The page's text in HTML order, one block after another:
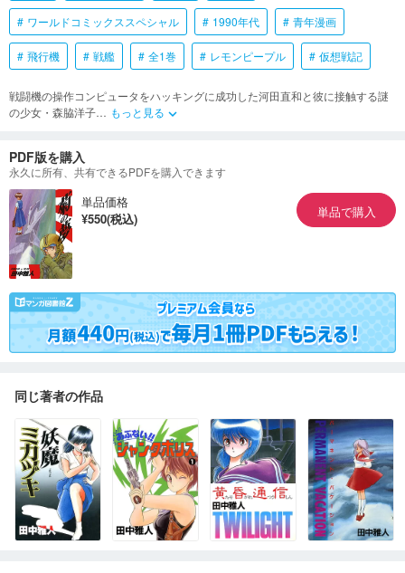
ワールドコミックススペシャル 1990年代 青年漫画
飛行機 戦艦 全1巻 レモンピープル 仮想戦記
戦闘機の操作コンピュータをハッキングに成功した河田直和と彼に接触する謎
の少女・森脇洋子… もっと見る keyboard_arrow_down
PDF版を購入
永久に所有、共有できるPDFを購入できます
単品価格
¥550(税込)
単品で購入
同じ著者の作品